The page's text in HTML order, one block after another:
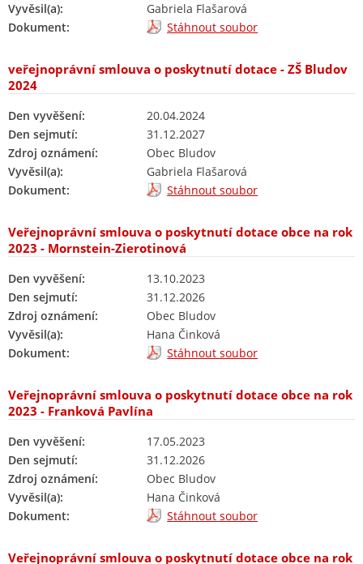
Vyvěsil(a):
Gabriela Flašarová
Dokument:
Stáhnout soubor
veřejnoprávní smlouva o poskytnutí dotace - ZŠ Bludov
2024
Den vyvěšení:
20.04.2024
Den sejmutí:
31.12.2027
Zdroj oznámení:
Obec Bludov
Vyvěsil(a):
Gabriela Flašarová
Dokument:
Stáhnout soubor
Veřejnoprávní smlouva o poskytnutí dotace obce na rok
2023 - Mornstein-Zierotinová
Den vyvěšení:
13.10.2023
Den sejmutí:
31.12.2026
Zdroj oznámení:
Obec Bludov
Vyvěsil(a):
Hana Činková
Dokument:
Stáhnout soubor
Veřejnoprávní smlouva o poskytnutí dotace obce na rok
2023 - Franková Pavlína
Den vyvěšení:
17.05.2023
Den sejmutí:
31.12.2026
Zdroj oznámení:
Obec Bludov
Vyvěsil(a):
Hana Činková
Dokument:
Stáhnout soubor
Veřejnoprávní smlouva o poskytnutí dotace obce na rok